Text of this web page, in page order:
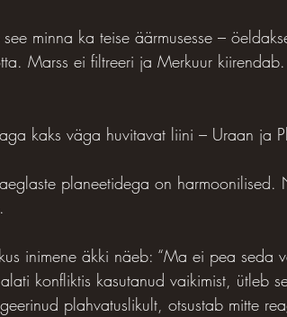
minna ka teise äärmusesse –
Marss ei filtreeri ja Merkuur
kaks väga huvitavat liini – Uraan ja
planeetidega on harmoonilised.
inimene äkki näeb: “Ma ei pea seda
konfliktis kasutanud vaikimist, ütleb
plahvatuslikult, otsustab mitte